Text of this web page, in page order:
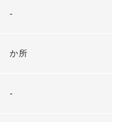
-
か所
-